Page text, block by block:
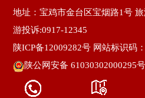
地址：宝鸡市金台区宝烟路1号
游投诉:0917-12345
陕ICP备12009282号 网站标识码
陕公网安备 61030302000295号